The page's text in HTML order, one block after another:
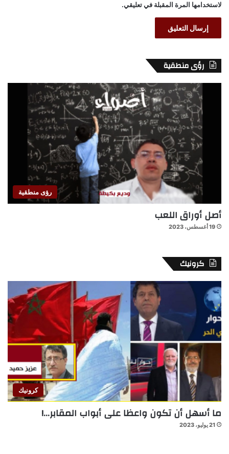
لاستخدامها المرة المقبلة في تعليقي.
رؤى منطقية
رؤى منطقية
أصل أوراق اللعب
19 أغسطس، 2023
كرونيك
كرونيك
ما أسهل أن تكون واعظا على أبواب المقابر…!
21 يوليو، 2023